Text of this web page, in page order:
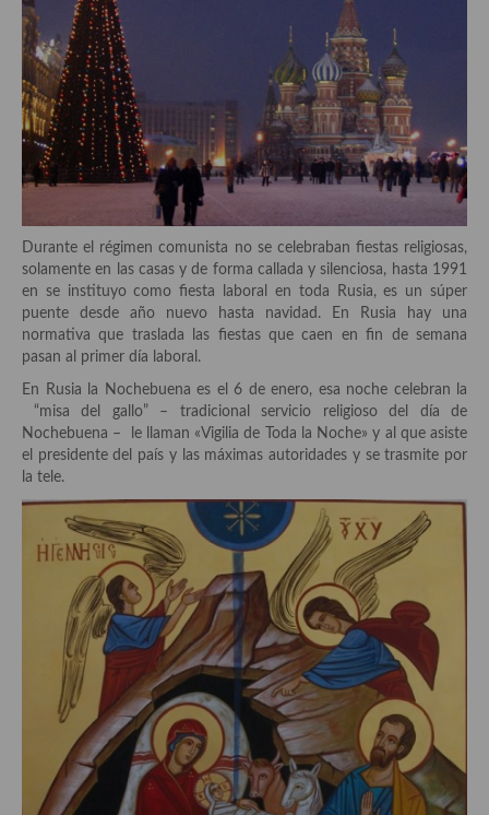
En El Candelero
Las opiniones de la «Cocinera»
Prensa
Recetas
Acompañamientos
Airfryer recetas
Aderezos, salsas, vinagretas, especias, hierbas aromáticas o
aditivos
Especias, mezclas de especias
Hierbas aromáticas
Aceites
Mojos y pastas
Salsas y mojos
Adobos
Aperitivos
Bebidas
Bocadillos, hamburguesas, sándwich, emparedados, tostas y
demás
Entrantes y primeros platos
Durante el régimen comunista no se celebraban fiestas religiosas,
solamente en las casas y de forma callada y silenciosa, hasta 1991
en se instituyo como fiesta laboral en toda Rusia, es un súper
puente desde año nuevo hasta navidad. En Rusia hay una
normativa que traslada las fiestas que caen en fin de semana
pasan al primer día laboral.
En Rusia la Nochebuena es el 6 de enero, esa noche celebran la
“misa del gallo” – tradicional servicio religioso del día de
Nochebuena – le llaman «Vigilia de Toda la Noche» y al que asiste
el presidente del país y las máximas autoridades y se trasmite por
la tele.